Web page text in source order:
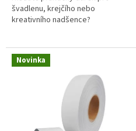
švadlenu, krejčího nebo
kreativního nadšence?
Novinka